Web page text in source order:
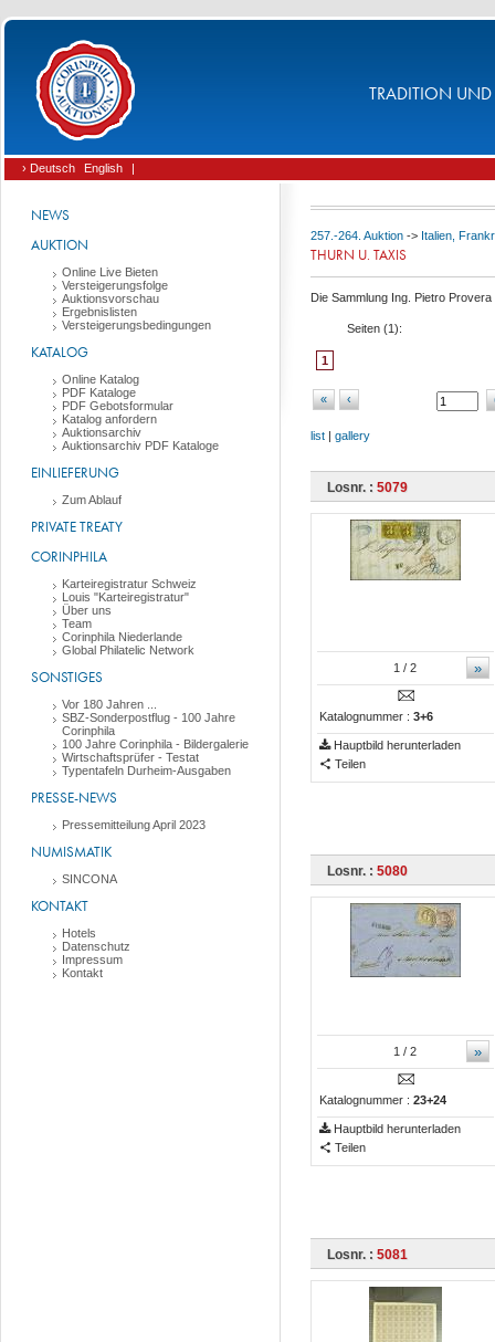
TRADITION UND
› Deutsch English |
NEWS
AUKTION
Online Live Bieten
Versteigerungsfolge
Auktionsvorschau
Ergebnislisten
Versteigerungsbedingungen
KATALOG
Online Katalog
PDF Kataloge
PDF Gebotsformular
Katalog anfordern
Auktionsarchiv
Auktionsarchiv PDF Kataloge
EINLIEFERUNG
Zum Ablauf
PRIVATE TREATY
CORINPHILA
Karteiregistratur Schweiz
Louis "Karteiregistratur"
Über uns
Team
Corinphila Niederlande
Global Philatelic Network
SONSTIGES
Vor 180 Jahren ...
SBZ-Sonderpostflug - 100 Jahre
Corinphila
100 Jahre Corinphila - Bildergalerie
Wirtschaftsprüfer - Testat
Typentafeln Durheim-Ausgaben
PRESSE-NEWS
Pressemitteilung April 2023
NUMISMATIK
SINCONA
KONTAKT
Hotels
Datenschutz
Impressum
Kontakt
257.-264. Auktion -> Italien,
THURN U. TAXIS
Die Sammlung Ing. Pietro Provera
Seiten (1):
1
« ‹
list | gallery
Losnr. : 5079
»
1 / 2
Katalognummer : 3+6
Hauptbild herunterladen
Teilen
Losnr. : 5080
»
1 / 2
Katalognummer : 23+24
Hauptbild herunterladen
Teilen
Losnr. : 5081